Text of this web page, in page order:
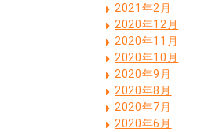
2021年2月
2020年12月
2020年11月
2020年10月
2020年9月
2020年8月
2020年7月
2020年6月